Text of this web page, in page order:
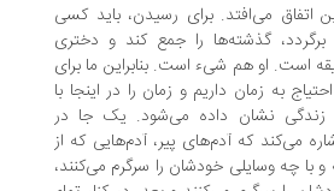
برای رسیدن، باید کسی
گذشته‌ها را جمع کند و دختری
هم شیء است. بنابراین ما برای
زمان داریم و زمان را در اینجا با
نشان داده می‌شود. یک جا در
که آدم‌های پیر، آدم‌هایی که از
خودشان را سرگرم می‌کنند،